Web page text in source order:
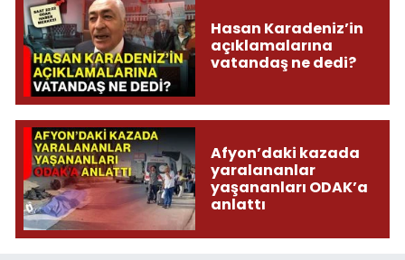
Hasan Karadeniz’in
açıklamalarına
vatandaş ne dedi?
Afyon’daki kazada
yaralananlar
yaşananları ODAK’a
anlattı